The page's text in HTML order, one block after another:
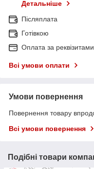
Детальніше
Післяплата
Готівкою
Оплата за реквізитами
Всі умови оплати
Умови повернення
Повернення товару
Всі умови повернення
Подібні товари